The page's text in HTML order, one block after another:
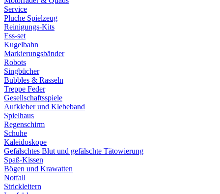
Service
Pluche Spielzeug
Reinigungs-Kits
Ess-set
Kugelbahn
Markierungsbänder
Robots
Singbücher
Bubbles & Rasseln
Treppe Feder
Gesellschaftsspiele
Aufkleber und Klebeband
Spielhaus
Regenschirm
Schuhe
Kaleidoskope
Gefälschtes Blut und gefälschte Tätowierung
Spaß-Kissen
Bögen und Krawatten
Notfall
Strickleitern